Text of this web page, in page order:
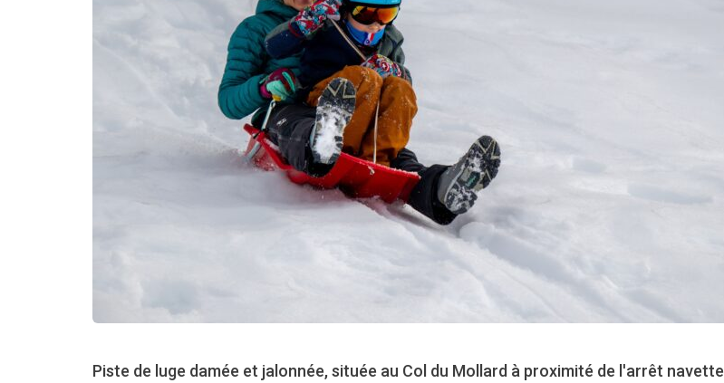
Piste de luge damée et jalonnée, située au Col du Mollard à proximité de l'arrêt navette